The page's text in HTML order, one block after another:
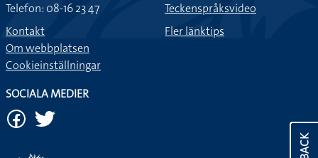
Telefon: 08-16 23 47
Kontakt
Om webbplatsen
Cookieinställningar
Teckenspråksvideo
Fler länktips
SOCIALA MEDIER